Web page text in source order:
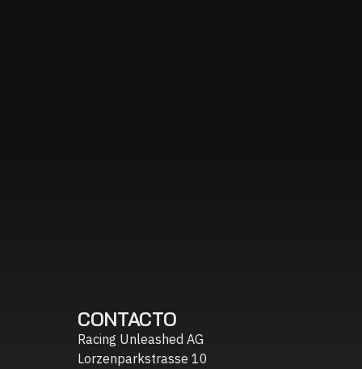
CONTACTO
Racing Unleashed AG
Lorzenparkstrasse 10